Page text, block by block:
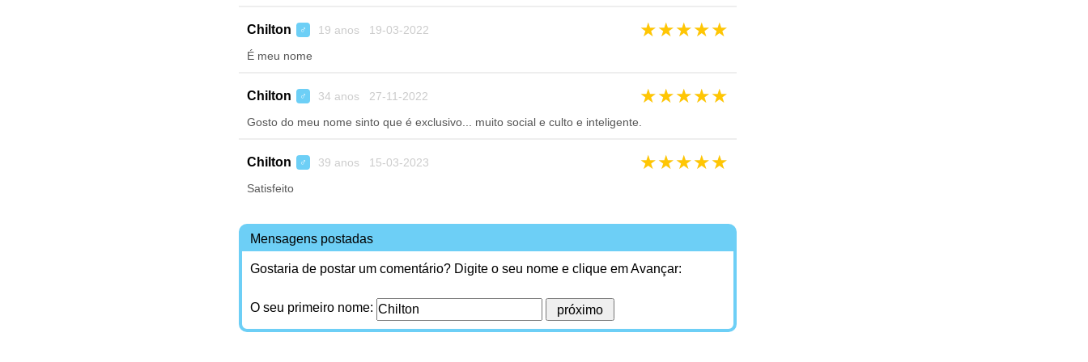
Chilton ♂ 19 anos 19-03-2022 ★★★★★
É meu nome
Chilton ♂ 34 anos 27-11-2022 ★★★★★
Gosto do meu nome sinto que é exclusivo... muito social e culto e inteligente.
Chilton ♂ 39 anos 15-03-2023 ★★★★★
Satisfeito
Mensagens postadas
Gostaria de postar um comentário? Digite o seu nome e clique em Avançar:
O seu primeiro nome: